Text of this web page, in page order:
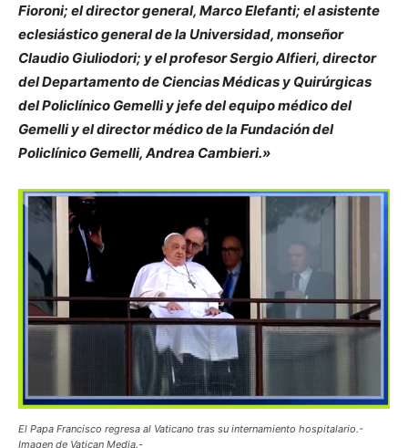
Fioroni; el director general, Marco Elefanti; el asistente
eclesiástico general de la Universidad, monseñor
Claudio Giuliodori; y el profesor Sergio Alfieri, director
del Departamento de Ciencias Médicas y Quirúrgicas
del Policlínico Gemelli y jefe del equipo médico del
Gemelli y el director médico de la Fundación del
Policlínico Gemelli, Andrea Cambieri.»
El Papa Francisco regresa al Vaticano tras su internamiento hospitalario.-
Imagen de Vatican Media.-